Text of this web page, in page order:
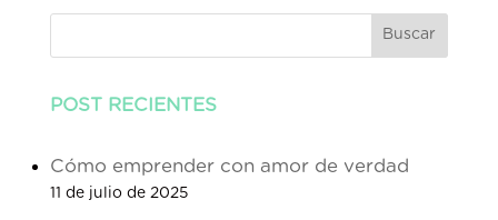
Buscar
POST RECIENTES
Cómo emprender con amor de verdad
11 de julio de 2025